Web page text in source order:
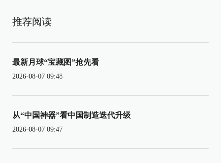
推荐阅读
最新月球“宝藏图”抢先看
2026-08-07 09:48
从“中国神器”看中国制造迭代升级
2026-08-07 09:47